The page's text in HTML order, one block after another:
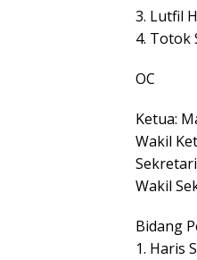
3. Lutfil
4. Totok
OC
Ketua:
Wakil
Wakil
Bidang
1. Haris